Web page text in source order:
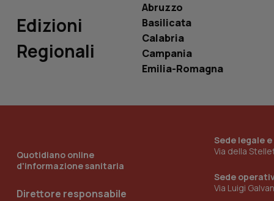
Edizioni
Regionali
Abruzzo
Basilicata
Calabria
Campania
Emilia-Romagna
Quotidiano online
d'informazione sanitaria
Direttore responsabile
Sede legale
Via della
Sede
Via Luigi
Nome
Nome